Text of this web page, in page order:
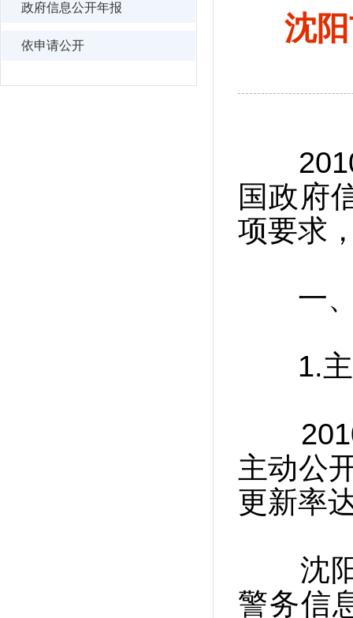
政府信息公开年报
依申请公开 沈
2010
国政府
项要求
一、
1.主
2010
主动公
更新率
沈阳
警务信